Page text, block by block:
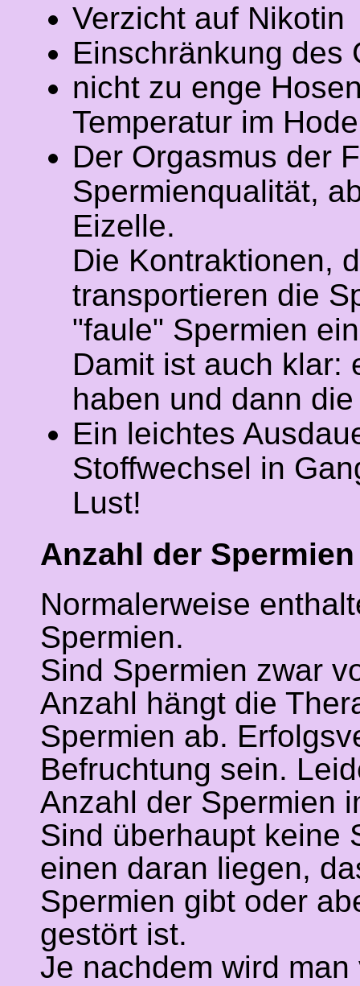
Verzicht auf Nikotin
Einschränkung des
nicht zu enge
Temperatur im
Der Orgasmus der
Spermienqualität,
Eizelle.
Die Kontraktionen,
transportieren die
"faule" Spermien
Damit ist auch klar:
haben und dann
Ein leichtes
Stoffwechsel in
Lust!
Anzahl der Spermien
Normalerweise
Spermien.
Sind Spermien zwar
Anzahl hängt die
Spermien ab.
Befruchtung sein.
Anzahl der Spermien
Sind überhaupt keine
einen daran liegen,
Spermien gibt oder
gestört ist.
Je nachdem wird